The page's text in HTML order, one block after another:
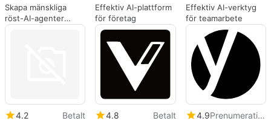
Skapa mänskliga
röst-AI-agenter
enkelt
Effektiv AI-plattform
för företag
Effektiv AI-verktyg
för teamarbete
4.2
Betalt
4.8
Betalt
4.9
Prenumeration